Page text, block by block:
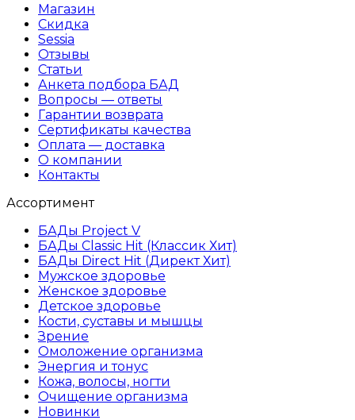
Магазин
Скидка
Sessia
Отзывы
Статьи
Анкета подбора БАД
Вопросы — ответы
Гарантии возврата
Сертификаты качества
Оплата — доставка
О компании
Контакты
Ассортимент
БАДы Project V
БАДы Classic Hit (Классик Хит)
БАДы Direct Hit (Директ Хит)
Мужское здоровье
Женское здоровье
Детское здоровье
Кости, суставы и мышцы
Зрение
Омоложение организма
Энергия и тонус
Кожа, волосы, ногти
Очищение организма
Новинки